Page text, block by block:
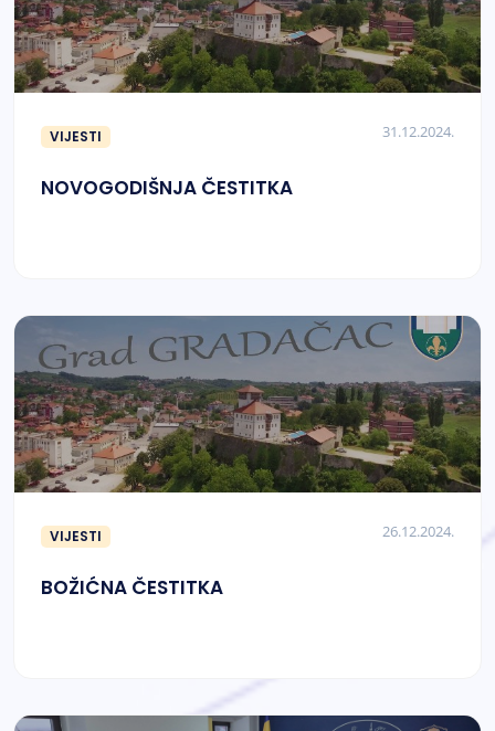
VIJESTI 31.12.2024.
NOVOGODIŠNJA ČESTITKA
VIJESTI 26.12.2024.
BOŽIĆNA ČESTITKA